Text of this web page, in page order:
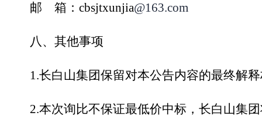
邮 箱： cbsjtxunjia@163.com
八、 其他事项
1.长白山集团保留对本公告内容的最终解
2.本次询比不保证最低价中标， 长白山集团